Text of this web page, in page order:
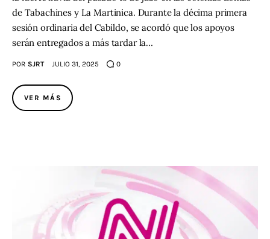
de Tabachines y La Martinica. Durante la décima primera
sesión ordinaria del Cabildo, se acordó que los apoyos
serán entregados a más tardar la…
POR SJRT JULIO 31, 2025 0
VER MÁS